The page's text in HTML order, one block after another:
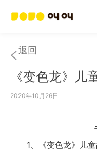
首页
叫叫App
关于我们
返回
《变色龙》儿
2020年10月26日
1、《变色龙》儿童